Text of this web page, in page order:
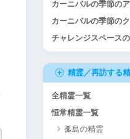
カーニバルの季節の
カーニバルの季節の
チャレンジスペース
精霊／再訪する
全精霊一覧
恒常精霊一覧
孤島の精霊